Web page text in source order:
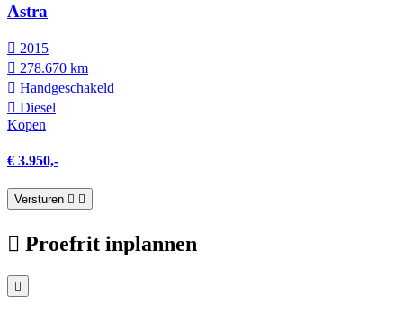
Astra
2015
278.670 km
Hand­geschakeld
Diesel
Kopen
€ 3.950,-
Versturen
Proefrit inplannen